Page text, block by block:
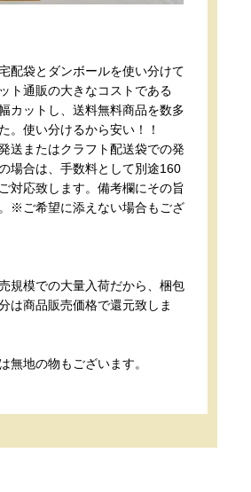
配袋とダンボールを使い分けて
ト通販の大きなコストである
カットし、送料無料商品を数多
。使い分けるから安い！！
送またはクラフト配送袋での発
場合は、手数料として別途160
対応致します。備考欄にその旨
※ご希望に添えない場合もござ
規模での大量入荷だから、梱包
は商品販売価格で還元致しま
無地の物もございます。